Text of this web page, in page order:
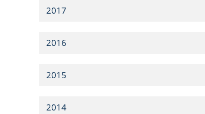
2017
2016
2015
2014